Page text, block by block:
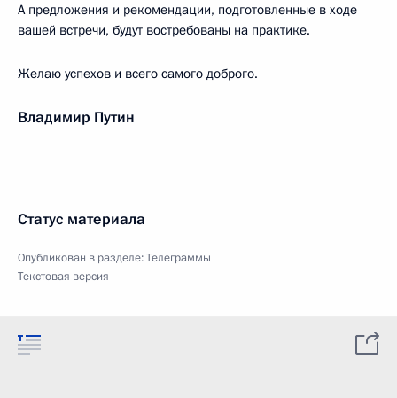
А предложения и рекомендации, подготовленные в ходе
вашей встречи, будут востребованы на практике.
Желаю успехов и всего самого доброго.
Владимир Путин
Статус материала
Опубликован в разделе:Телеграммы
Текстовая версия